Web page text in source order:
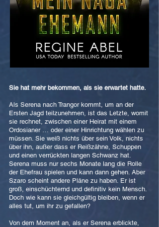
Sie hat mehr bekommen, als sie erwartet hatte.
Als Serena nach Trangor kommt, um an der
Ersten Jagd teilzunehmen, ist das Letzte, womit
sie rechnet, zwischen einer Heirat mit einem
Ordosianer … oder einer Hinrichtung wählen zu
müssen. Sie weiß nichts über sein Volk, nichts
über ihn, außer dass er Reißzähne, Schuppen
und einen verrückten langen Schwanz hat.
Serena muss nur sechs Monate lang die Rolle
der Ehefrau spielen und kann dann gehen. Aber
Szaro scheint andere Pläne zu haben. Er ist
groß, einschüchternd und definitiv kein Mensch.
Doch wie kann sie gleichgültig bleiben, wenn er
alles tut, um ihr zu gefallen?
Von dem Moment an, als er Serena erblickte,